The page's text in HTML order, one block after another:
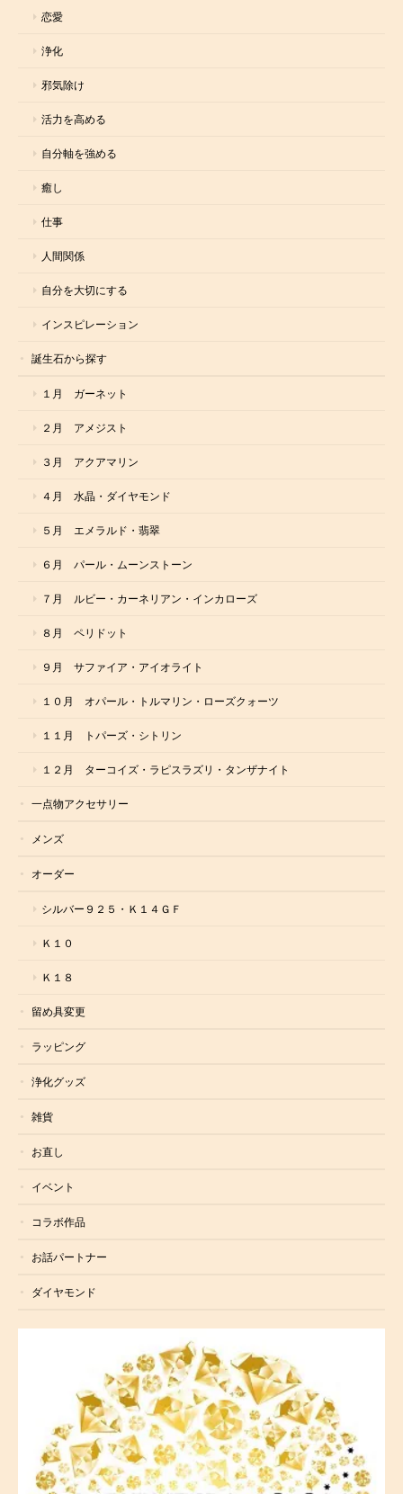
恋愛
浄化
邪気除け
活力を高める
自分軸を強める
癒し
仕事
人間関係
自分を大切にする
インスピレーション
誕生石から探す
１月 ガーネット
２月 アメジスト
３月 アクアマリン
４月 水晶・ダイヤモンド
５月 エメラルド・翡翠
６月 パール・ムーンストーン
７月 ルビー・カーネリアン・インカローズ
８月 ペリドット
９月 サファイア・アイオライト
１０月 オパール・トルマリン・ローズクォーツ
１１月 トパーズ・シトリン
１２月 ターコイズ・ラピスラズリ・タンザナイト
一点物アクセサリー
メンズ
オーダー
シルバー９２５・Ｋ１４ＧＦ
Ｋ１０
Ｋ１８
留め具変更
ラッピング
浄化グッズ
雑貨
お直し
イベント
コラボ作品
お話パートナー
ダイヤモンド